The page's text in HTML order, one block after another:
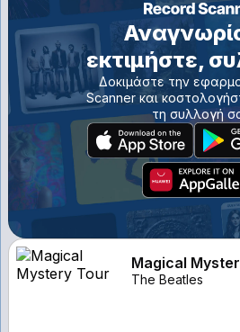
εκτιμήστε,
Δοκιμάστε την
Scanner και
τη συλλογή
Magical
The Beatles